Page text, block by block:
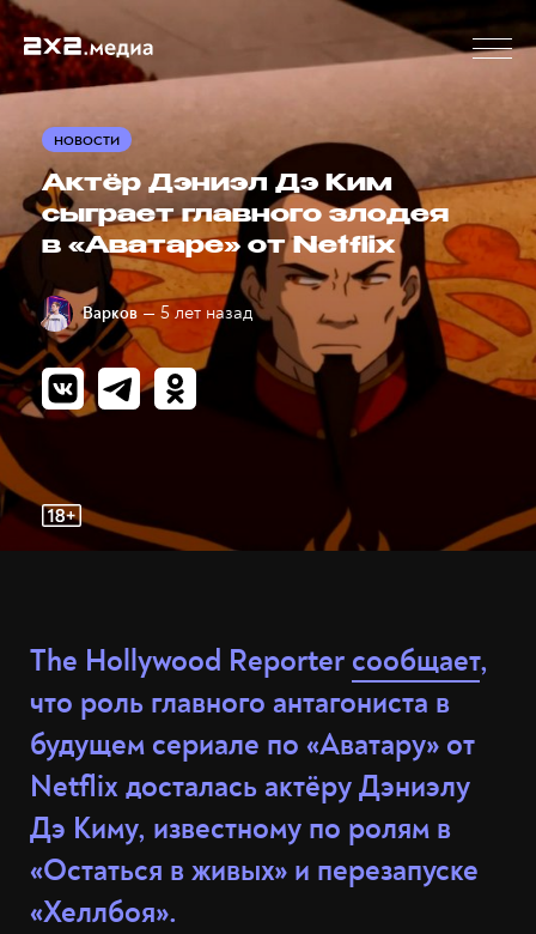
НОВОСТИ
Актёр Дэниэл Дэ Ким
сыграет главного злодея
в «Аватаре» от Netflix
Варков — 5 лет назад
The Hollywood Reporter сообщает,
что роль главного антагониста в
будущем сериале по «Аватару» от
Netflix досталась актёру Дэниэлу
Дэ Киму, известному по ролям в
«Остаться в живых» и перезапуске
«Хеллбоя».